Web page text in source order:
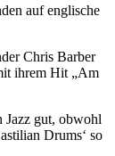
auf englische
Chris Barber
ihrem Hit „Am
Jazz gut, obwohl
Drums‘ so